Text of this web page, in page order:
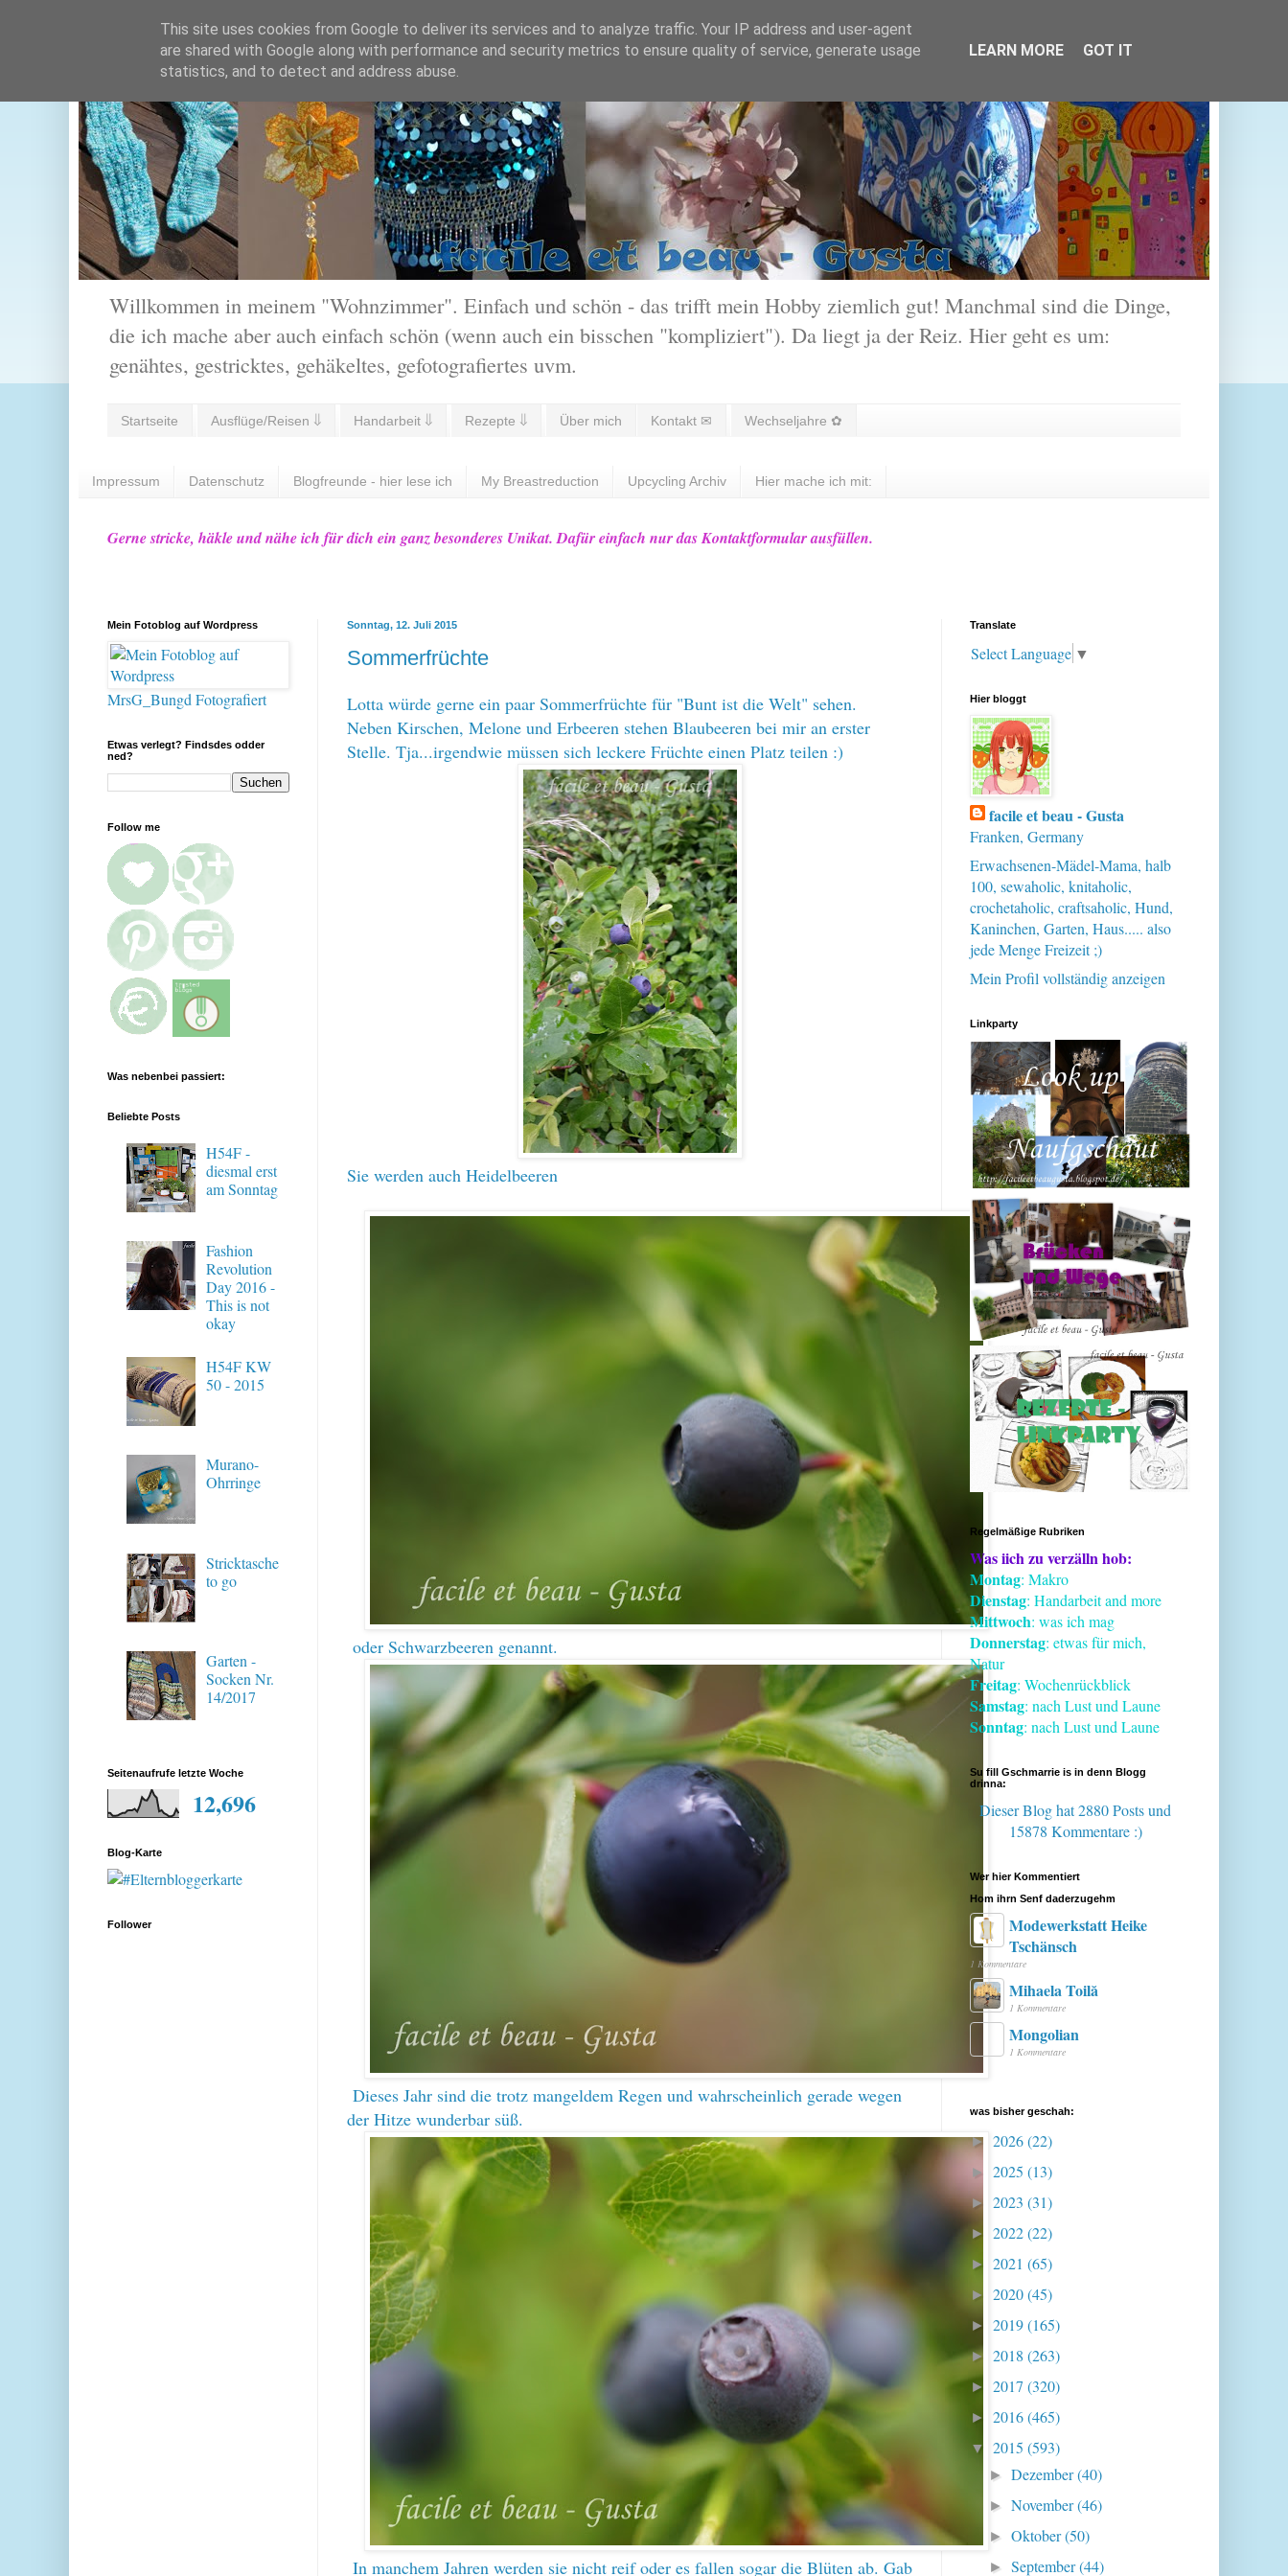
Willkommen in meinem "Wohnzimmer". Einfach und schön - das trifft mein Hobby ziemlich gut! Manchmal sind die Dinge,
die ich mache aber auch einfach schön (wenn auch ein bisschen "kompliziert"). Da liegt ja der Reiz. Hier geht es um:
genähtes, gestricktes, gehäkeltes, gefotografiertes uvm.
Startseite Ausflüge/Reisen ⇓ Handarbeit ⇓ Rezepte ⇓ Über mich Kontakt ✉ Wechseljahre ✿
Impressum Datenschutz Blogfreunde - hier lese ich My Breastreduction Upcycling Archiv Hier mache ich mit:
Gerne stricke, häkle und nähe ich für dich ein ganz besonderes Unikat. Dafür einfach nur das Kontaktformular ausfüllen.
Sonntag, 12. Juli 2015
Sommerfrüchte
Lotta würde gerne ein paar Sommerfrüchte für "Bunt ist die Welt" sehen.
Neben Kirschen, Melone und Erbeeren stehen Blaubeeren bei mir an erster
Stelle. Tja...irgendwie müssen sich leckere Früchte einen Platz teilen :)
Sie werden auch Heidelbeeren
oder Schwarzbeeren genannt.
Dieses Jahr sind die trotz mangeldem Regen und wahrscheinlich gerade wegen
der Hitze wunderbar süß.
In manchem Jahren werden sie nicht reif oder es fallen sogar die Blüten ab. Gab
Mein Fotoblog auf Wordpress
MrsG_Bungd Fotografiert
Etwas verlegt? Findsdes odder
ned?
Follow me
Was nebenbei passiert:
Beliebte Posts
H54F -
diesmal erst
am Sonntag
Fashion
Revolution
Day 2016 -
This is not
okay
H54F KW
50 - 2015
Murano-
Ohrringe
Stricktasche
to go
Garten -
Socken Nr.
14/2017
Seitenaufrufe letzte Woche
12,696
Blog-Karte
Follower
Translate
Select Language ▼
Hier bloggt
facile et beau - Gusta
Franken, Germany
Erwachsenen-Mädel-Mama, halb
100, sewaholic, knitaholic,
crochetaholic, craftsaholic, Hund,
Kaninchen, Garten, Haus..... also
jede Menge Freizeit ;)
Mein Profil vollständig anzeigen
Linkparty
Regelmäßige Rubriken
Was iich zu verzälln hob:
Montag: Makro
Dienstag: Handarbeit and more
Mittwoch: was ich mag
Donnerstag: etwas für mich,
Natur
Freitag: Wochenrückblick
Samstag: nach Lust und Laune
Sonntag: nach Lust und Laune
Su fill Gschmarrie is in denn Blogg
drinna:
Dieser Blog hat 2880 Postsund
15878 Kommentare :)
Wer hier Kommentiert
Hom ihrn Senf daderzugehm
Modewerkstatt Heike
Tschänsch
1 Kommentare
Mihaela Toilă
1 Kommentare
Mongolian
1 Kommentare
was bisher geschah:
► 2026(22)
► 2025 (13)
► 2023 (31)
► 2022(22)
► 2021 (65)
► 2020(45)
► 2019(165)
► 2018 (263)
► 2017 (320)
► 2016(465)
▼ 2015 (593)
►Dezember(40)
►November(46)
►Oktober(50)
►September(44)
This site uses cookies from Google to deliver its services and to analyze traffic. Your IP address and user-agent
are shared with Google along with performance and security metrics to ensure quality of service, generate usage
statistics, and to detect and address abuse.
LEARN MORE GOT IT